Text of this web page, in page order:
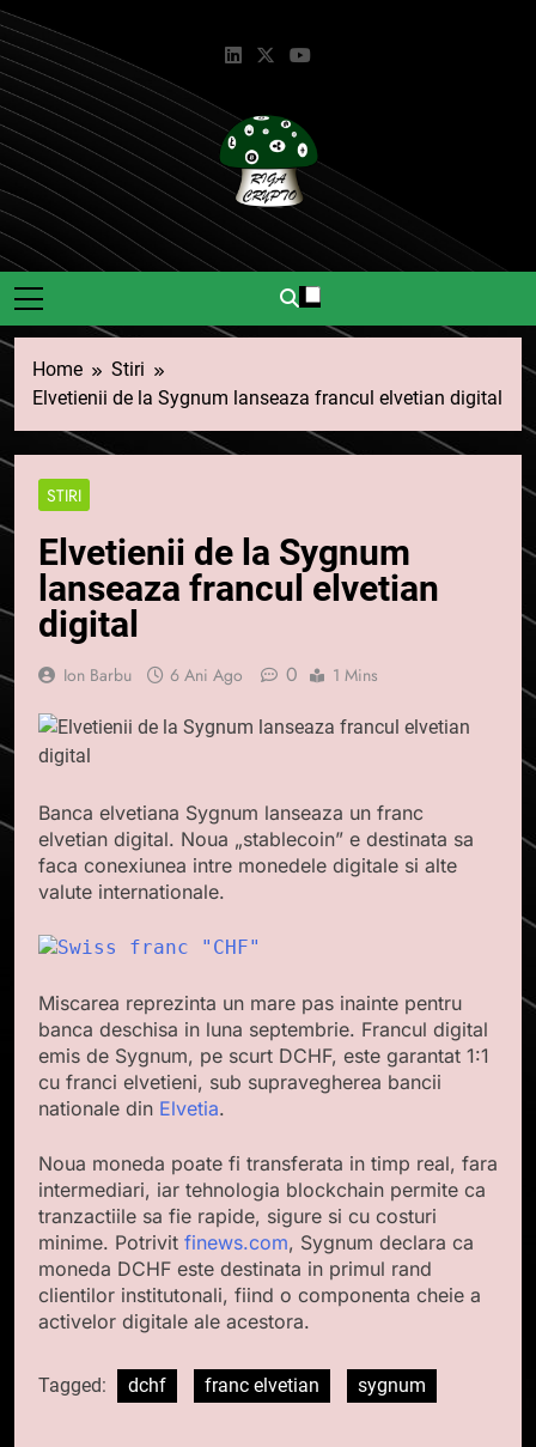
Skip
to
content
Riga Crypto
Știri Și Informații Despre
Criptomonede.
Home
Stiri
Elvetienii de la Sygnum lanseaza francul elvetian digital
STIRI
Elvetienii de la Sygnum
lanseaza francul elvetian
digital
Ion Barbu 6 Ani Ago 0 1 Mins
Banca elvetiana Sygnum lanseaza un franc
elvetian digital. Noua „stablecoin” e destinata sa
faca conexiunea intre monedele digitale si alte
valute internationale.
Miscarea reprezinta un mare pas inainte pentru
banca deschisa in luna septembrie. Francul digital
emis de Sygnum, pe scurt DCHF, este garantat 1:1
cu franci elvetieni, sub supravegherea bancii
nationale din Elvetia.
Noua moneda poate fi transferata in timp real, fara
intermediari, iar tehnologia blockchain permite ca
tranzactiile sa fie rapide, sigure si cu costuri
minime. Potrivit finews.com, Sygnum declara ca
moneda DCHF este destinata in primul rand
clientilor institutonali, fiind o componenta cheie a
activelor digitale ale acestora.
Tagged: dchf franc elvetian sygnum